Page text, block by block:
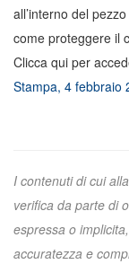
all’interno del
come proteggere il
Clicca qui per
Stampa, 4 febbraio
I contenuti di cui
verifica da parte di
espressa o
accuratezza e